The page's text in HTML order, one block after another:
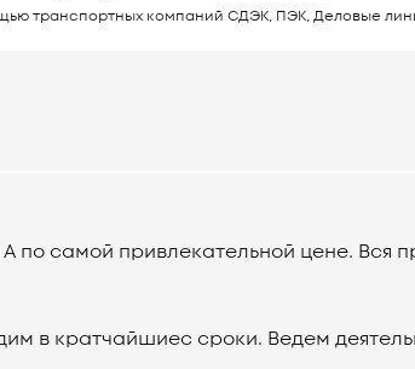
транспортных компаний СДЭК, ПЭК, Деловые
самой привлекательной цене. Вся
в кратчайшиес сроки. Ведем